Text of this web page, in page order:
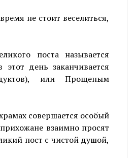
не стоит веселиться,
поста называется
день заканчивается
или Прощеным
совершается особый
взаимно просят
пост с чистой душой,